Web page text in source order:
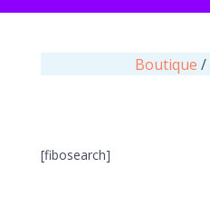
Boutique /
[fibosearch]